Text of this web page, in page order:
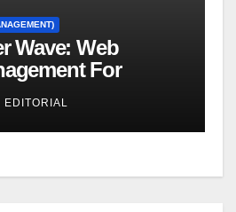
Wave: Web
For
Experience, Q3
EDITORIAL